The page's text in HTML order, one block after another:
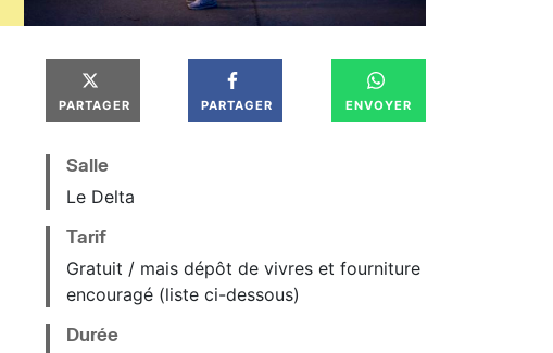
PARTAGER PARTAGER ENVOYER
Salle
Le Delta
Tarif
Gratuit / mais dépôt de vivres et fourniture
encouragé (liste ci-dessous)
Durée